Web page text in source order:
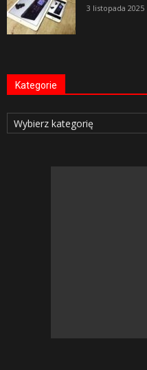
3 listopada 2025
Kategorie
Kategorie